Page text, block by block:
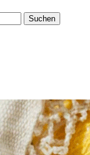
Suchen